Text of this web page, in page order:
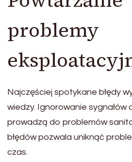
problemy
Najczęściej spotykane błędy
wiedzy. Ignorowanie
prowadzą do problemów
błędów pozwala uniknąć
czas.